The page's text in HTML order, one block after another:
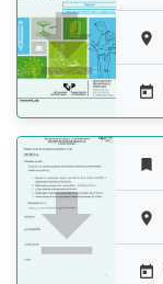
 




